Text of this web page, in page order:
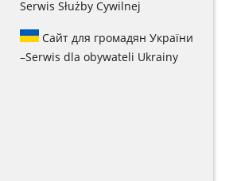
Serwis Służby Cywilnej
Сайт для громадян України
–Serwis dla obywateli Ukrainy